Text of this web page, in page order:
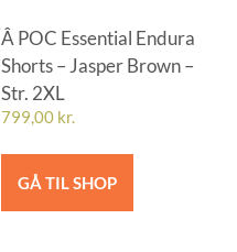
Â POC Essential Endura
Shorts – Jasper Brown –
Str. 2XL
799,00 kr.
GÅ TIL SHOP